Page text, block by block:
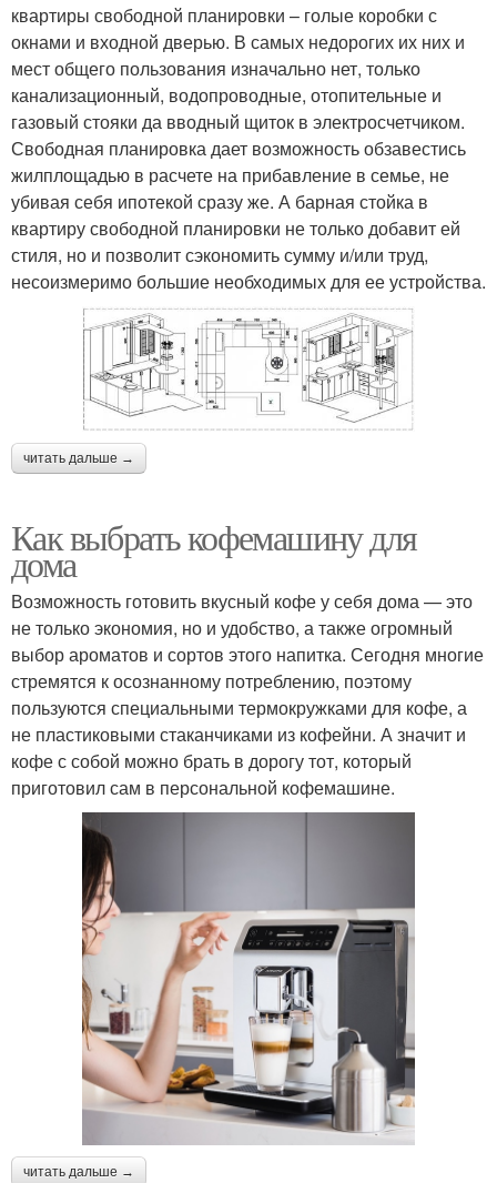
квартиры свободной планировки – голые коробки с
окнами и входной дверью. В самых недорогих их них и
мест общего пользования изначально нет, только
канализационный, водопроводные, отопительные и
газовый стояки да вводный щиток в электросчетчиком.
Свободная планировка дает возможность обзавестись
жилплощадью в расчете на прибавление в семье, не
убивая себя ипотекой сразу же. А барная стойка в
квартиру свободной планировки не только добавит ей
стиля, но и позволит сэкономить сумму и/или труд,
несоизмеримо большие необходимых для ее устройства.
читать дальше →
Как выбрать кофемашину для
дома
Возможность готовить вкусный кофе у себя дома — это
не только экономия, но и удобство, а также огромный
выбор ароматов и сортов этого напитка. Сегодня многие
стремятся к осознанному потреблению, поэтому
пользуются специальными термокружками для кофе, а
не пластиковыми стаканчиками из кофейни. А значит и
кофе с собой можно брать в дорогу тот, который
приготовил сам в персональной кофемашине.
читать дальше →